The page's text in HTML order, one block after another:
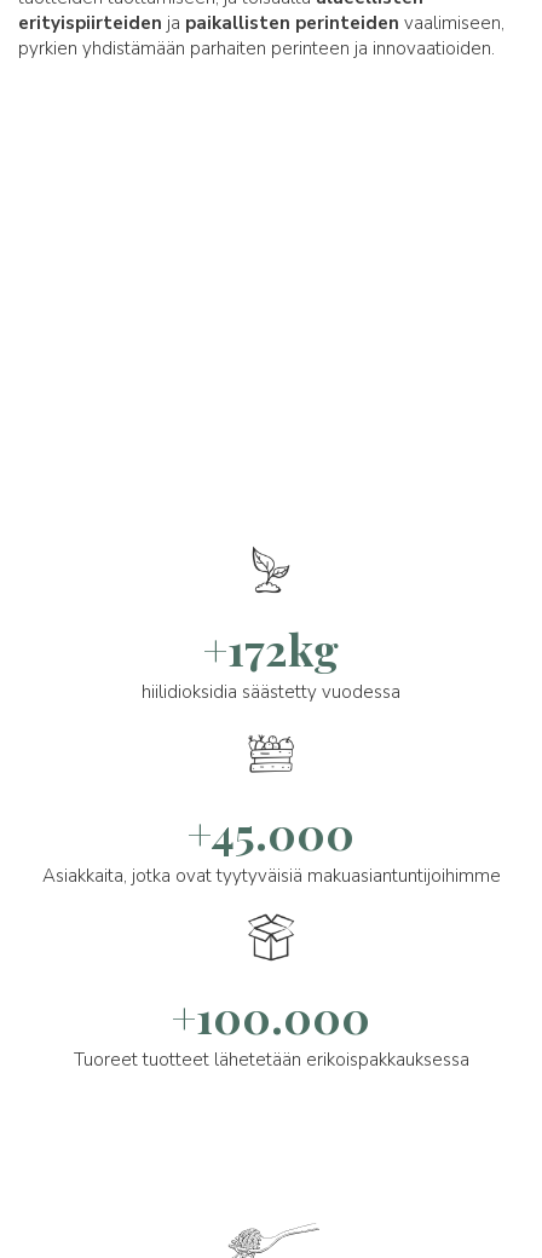
erityispiirteiden ja paikallisten perinteiden vaalimiseen,
pyrkien yhdistämään parhaiten perinteen ja innovaatioiden.
+172kg
hiilidioksidia säästetty vuodessa
+45.000
Asiakkaita, jotka ovat tyytyväisiä makuasiantuntijoihimme
+100.000
Tuoreet tuotteet lähetetään erikoispakkauksessa